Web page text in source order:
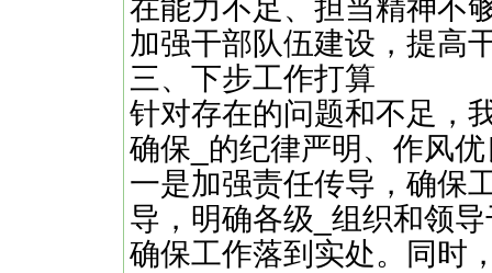
在能力不足、担当精神不
加强干部队伍建设，提高
三、下步工作打算
针对存在的问题和不足，
确保_的纪律严明、作风
一是加强责任传导，确保
导，明确各级_组织和领
确保工作落到实处。同时